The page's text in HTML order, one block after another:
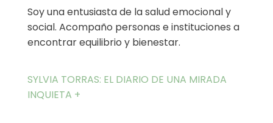
Soy una entusiasta de la salud emocional y
social. Acompaño personas e instituciones a
encontrar equilibrio y bienestar.
SYLVIA TORRAS: EL DIARIO DE UNA MIRADA
INQUIETA +